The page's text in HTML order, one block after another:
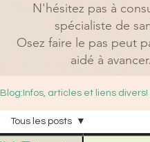
N'hésitez pas à
spécialiste de
Osez faire le pas peut
aidé à avancer.
Blog:Infos, articles et liens divers!
Tous les posts